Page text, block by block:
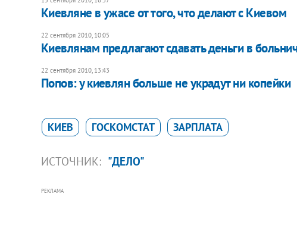
Киевляне в ужасе от того, что делают с Киевом
22 сентября 2010, 10:05
Киевлянам предлагают сдавать деньги в
22 сентября 2010, 13:43
Попов: у киевлян больше не украдут ни копейки
КИЕВ ГОСКОМСТАТ ЗАРПЛАТА
ИСТОЧНИК: "ДЕЛО"
РЕКЛАМА